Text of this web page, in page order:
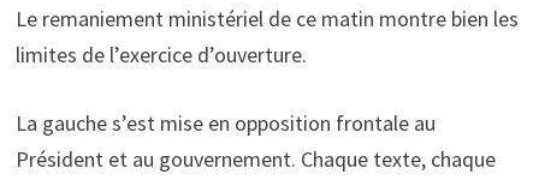
Le remaniement ministériel de ce matin montre bien les
limites de l’exercice d’ouverture.
La gauche s’est mise en opposition frontale au
Président et au gouvernement. Chaque texte, chaque